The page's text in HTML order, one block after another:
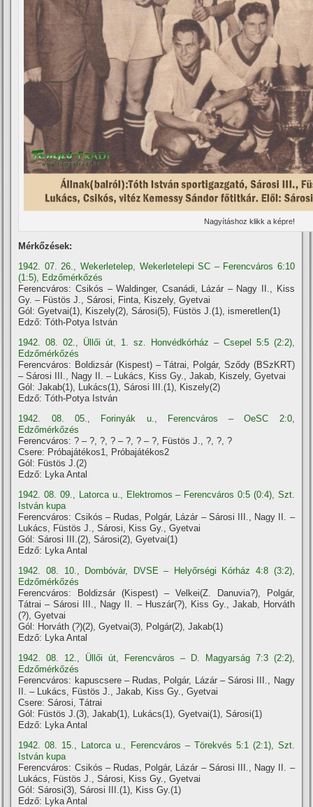
Nagyí­táshoz klikk a képre!
Mérkőzések:
1942. 07. 26., Wekerletelep, Wekerletelepi SC – Ferencváros 6:10
(1:5), Edzőmérkőzés
Ferencváros: Csikós – Waldinger, Csanádi, Lázár – Nagy II., Kiss
Gy. – Füstös J., Sárosi, Finta, Kiszely, Gyetvai
Gól: Gyetvai(1), Kiszely(2), Sárosi(5), Füstös J.(1), ismeretlen(1)
Edző: Tóth-Potya István
1942. 08. 02., Üllői út, 1. sz. Honvédkórház – Csepel 5:5 (2:2),
Edzőmérkőzés
Ferencváros: Boldizsár (Kispest) – Tátrai, Polgár, Sződy (BSzKRT)
– Sárosi III., Nagy II. – Lukács, Kiss Gy., Jakab, Kiszely, Gyetvai
Gól: Jakab(1), Lukács(1), Sárosi III.(1), Kiszely(2)
Edző: Tóth-Potya István
1942. 08. 05., Forinyák u., Ferencváros – OeSC 2:0,
Edzőmérkőzés
Ferencváros: ? – ?, ?, ? – ?, ? – ?, Füstös J., ?, ?, ?
Csere: Próbajátékos1, Próbajátékos2
Gól: Füstös J.(2)
Edző: Lyka Antal
1942. 08. 09., Latorca u., Elektromos – Ferencváros 0:5 (0:4), Szt.
István kupa
Ferencváros: Csikós – Rudas, Polgár, Lázár – Sárosi III., Nagy II. –
Lukács, Füstös J., Sárosi, Kiss Gy., Gyetvai
Gól: Sárosi III.(2), Sárosi(2), Gyetvai(1)
Edző: Lyka Antal
1942. 08. 10., Dombóvár, DVSE – Helyőrségi Kórház 4:8 (3:2),
Edzőmérkőzés
Ferencváros: Boldizsár (Kispest) – Velkei(Z. Danuvia?), Polgár,
Tátrai – Sárosi III., Nagy II. – Huszár(?), Kiss Gy., Jakab, Horváth
(?), Gyetvai
Gól: Horváth (?)(2), Gyetvai(3), Polgár(2), Jakab(1)
Edző: Lyka Antal
1942. 08. 12., Üllői út, Ferencváros – D. Magyarság 7:3 (2:2),
Edzőmérkőzés
Ferencváros: kapuscsere – Rudas, Polgár, Lázár – Sárosi III., Nagy
II. – Lukács, Füstös J., Jakab, Kiss Gy., Gyetvai
Csere: Sárosi, Tátrai
Gól: Füstös J.(3), Jakab(1), Lukács(1), Gyetvai(1), Sárosi(1)
Edző: Lyka Antal
1942. 08. 15., Latorca u., Ferencváros – Törekvés 5:1 (2:1), Szt.
István kupa
Ferencváros: Csikós – Rudas, Polgár, Lázár – Sárosi III., Nagy II. –
Lukács, Füstös J., Sárosi, Kiss Gy., Gyetvai
Gól: Sárosi(3), Sárosi III.(1), Kiss Gy.(1)
Edző: Lyka Antal